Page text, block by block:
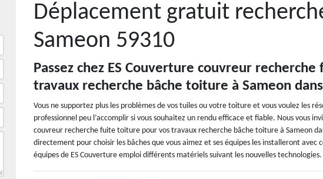
Déplacement gratuit
Sameon 59310
Passez chez ES Couverture couvreur
travaux recherche bâche toiture à Sameon
Vous ne supportez plus les problèmes de vos tuiles ou votre toiture et vous voulez les
professionnel peu l’accomplir si vous souhaitez un rendu efficace et fiable. Nous vous
couvreur recherche fuite toiture pour vos travaux recherche bâche toiture à Sameon
directement pour choisir les bâches que vous aimez et ses équipes les installeront avec
équipes de ES Couverture emploi différents matériels suivant les nouvelles